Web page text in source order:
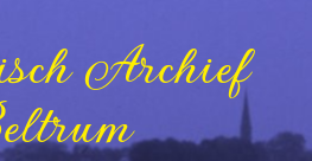
Archief